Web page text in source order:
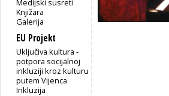
Knjižara
Galerija
EU Projekt
Uključiva kultura -
potpora socijalnoj
inkluziji kroz kulturu
putem Vijenca
Inkluzija